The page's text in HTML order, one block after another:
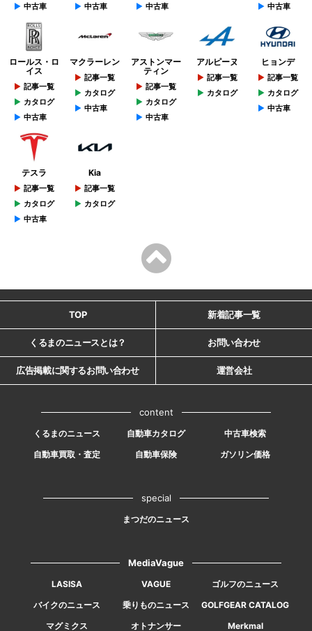
中古車
中古車
中古車
中古車
ロールス・ロ
イス
記事一覧
カタログ
中古車
マクラーレン
記事一覧
カタログ
中古車
アストンマー
ティン
記事一覧
カタログ
中古車
アルピーヌ
記事一覧
カタログ
ヒョンデ
記事一覧
カタログ
中古車
テスラ
記事一覧
カタログ
中古車
Kia
記事一覧
カタログ
TOP 新着記事一覧
くるまのニュースとは？ お問い合わせ
広告掲載に関するお問い合わせ 運営会社
content
くるまのニュース 自動車カタログ
中古車検索
自動車買取・査定
自動車保険 ガソリン価格
special
まつだのニュース
MediaVague
LASISA VAGUE
ゴルフのニュース
バイクのニュース
乗りものニュース
GOLFGEAR CATALOG
マグミクス
オトナンサー Merkmal